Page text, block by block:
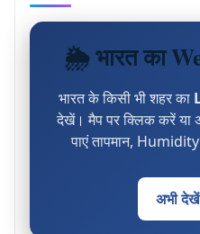
🌦 भारत का
भारत के किसी भी शहर का
देखें। मैप पर क्लिक करें या
पाएं तापमान,
अभी